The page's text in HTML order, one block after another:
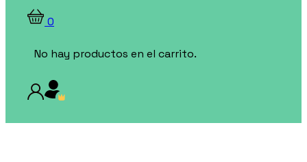
0
No hay productos en el carrito.